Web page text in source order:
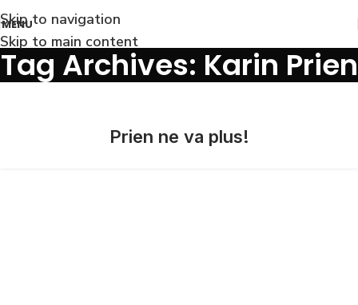
Skip to navigation
Skip to main content
MENU
Tag Archives: Karin Prien
Prien ne va plus!